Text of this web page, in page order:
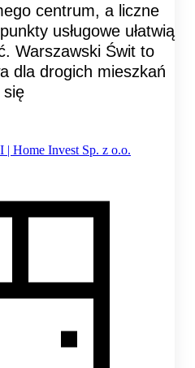
centrum, a liczne
usługowe ułatwią
Warszawski Świt to
dla drogich mieszkań
się
Home Invest Sp. z o.o.